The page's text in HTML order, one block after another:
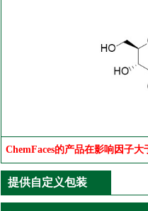
ChemFaces的产品在影响因子
提供自定义包装